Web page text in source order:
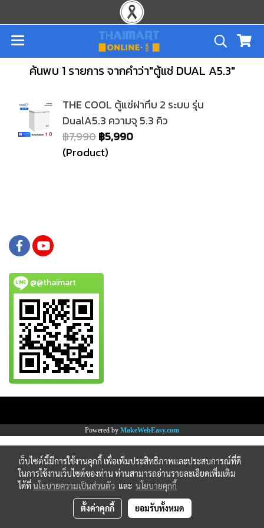
ค้นพบ 1 รายการ จากคำว่า"ตู้แช่ DUAL A5.3"
THE COOL ตู้แช่ฝาทึบ 2 ระบบ รุ่น
DualA5.3 ความจุ 5.3 คิว
฿7,990฿5,990
(Product)
@@thaimart
Powered by MakeWebEasy.com
เว็บไซต์นี้มีการใช้งานคุกกี้ เพื่อเพิ่มประสิทธิภาพและประสบการณ์ที่ดี
ในการใช้งานเว็บไซต์ของท่าน ท่านสามารถอ่านรายละเอียดเพิ่มเติม
ได้ที่นโยบายความเป็นส่วนตัว และ นโยบายคุกกี้
ตั้งค่าคุกกี้ ยอมรับทั้งหมด